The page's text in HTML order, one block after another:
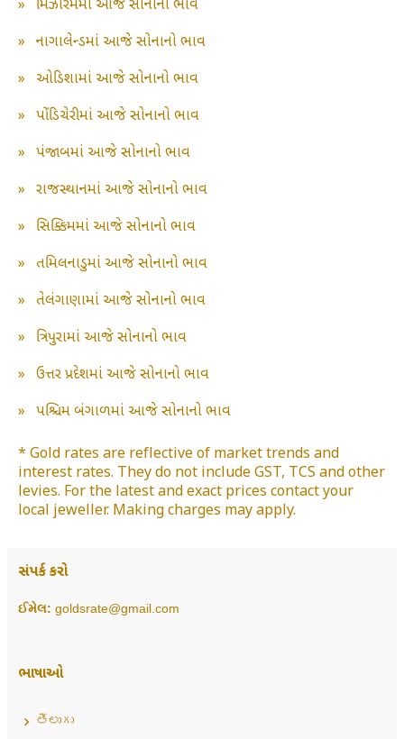
»
મિઝોરમમાં આજે સોનાનો ભાવ
»
નાગાલેન્ડમાં આજે સોનાનો ભાવ
»
ઓડિશામાં આજે સોનાનો ભાવ
»
પોંડિચેરીમાં આજે સોનાનો ભાવ
»
પંજાબમાં આજે સોનાનો ભાવ
»
રાજસ્થાનમાં આજે સોનાનો ભાવ
»
સિક્કિમમાં આજે સોનાનો ભાવ
»
તમિલનાડુમાં આજે સોનાનો ભાવ
»
તેલંગાણામાં આજે સોનાનો ભાવ
»
ત્રિપુરામાં આજે સોનાનો ભાવ
»
ઉત્તર પ્રદેશમાં આજે સોનાનો ભાવ
»
પશ્ચિમ બંગાળમાં આજે સોનાનો ભાવ
* Gold rates are reflective of market trends and
interest rates. They do not include GST, TCS and other
levies. For the latest and exact prices contact your
local jeweller. Making charges may apply.
સંપર્ક કરો
ઈમેલ: goldsrate@gmail.com
ભાષાઓ
తెలుగు